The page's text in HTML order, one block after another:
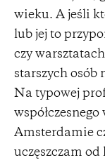
wieku. A jeśli
lub jej to
czy
starszych osób
Na typowej
Amsterdamie
uczęszczam od